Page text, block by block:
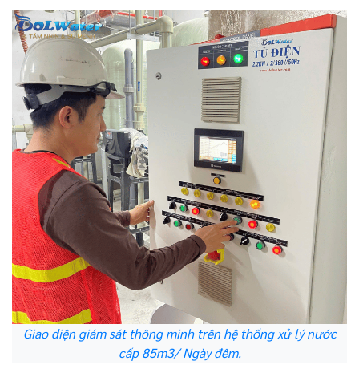
Giao diện giám sát thông minh trên hệ thống xử lý nước
cấp 85m3/ Ngày đêm.